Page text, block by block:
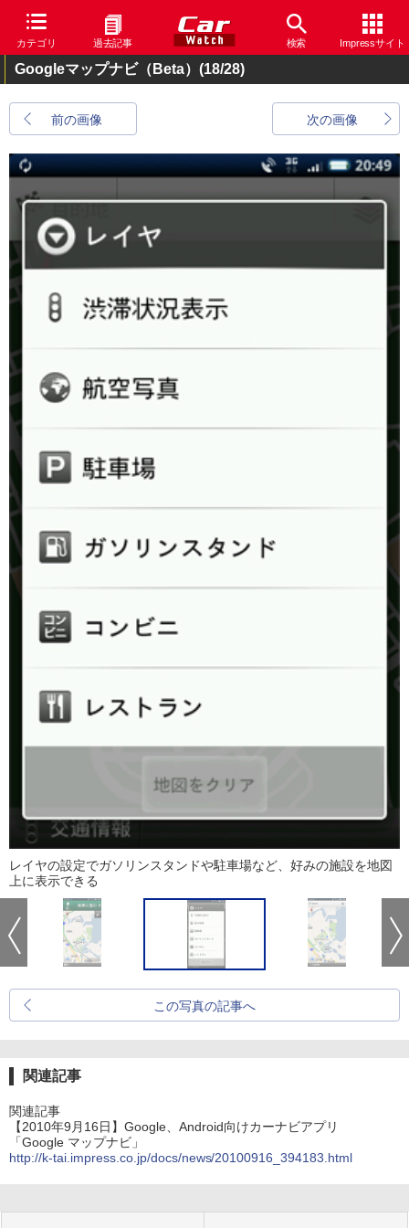
カテゴリ 過去記事 検索 Impressサイト
Googleマップナビ（Beta） (18/28)
前の画像 次の画像
レイヤの設定でガソリンスタンドや駐車場など、好みの施設を地図
上に表示できる
この写真の記事へ
関連記事
関連記事
【2010年9月16日】Google、Android向けカーナビアプリ
「Google マップナビ」
http://k-tai.impress.co.jp/docs/news/20100916_394183.html